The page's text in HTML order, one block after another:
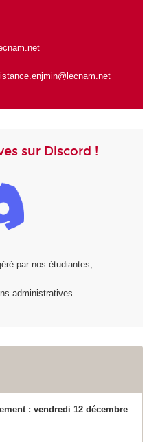
sur Discord !
par nos étudiantes,
administratives.
: vendredi 12 décembre